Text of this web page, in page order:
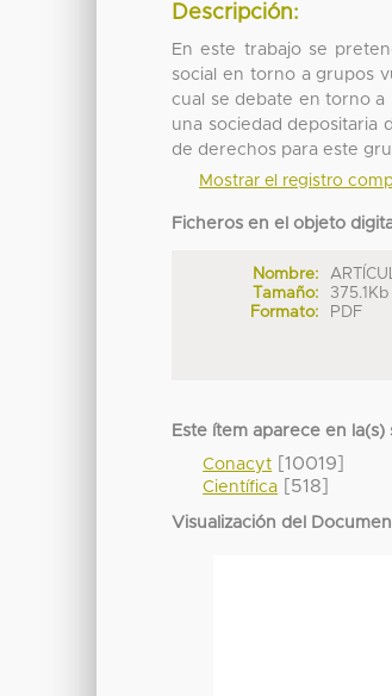
Descripción:
En este trabajo se
social en torno a grupos
cual se debate en torno a
una sociedad depositaria
de derechos para este
Mostrar el registro
Ficheros en el objeto
Nombre:
Tamaño:
375.1Kb
Formato:
PDF
Este ítem aparece en
Conacyt [10019]
Científica [518]
Visualización del